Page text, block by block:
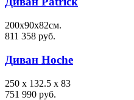
200х90х82см.
811 358 руб.
Диван Hoche
250 x 132.5 x 83
751 990 руб.